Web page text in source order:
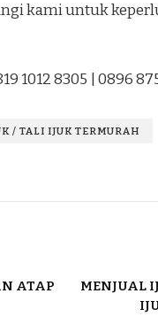
kami untuk
1012 8305 | 0896
/ TALI IJUK TERMURAH
ATAP
MENJUAL